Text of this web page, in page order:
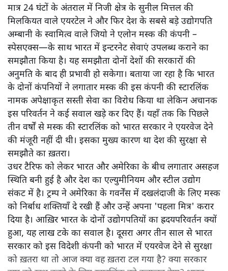
मात्र 24 घंटों के अंतराल में निजी क्षेत्र के सुनील मित्तल की
मिलकियत वाले एयरटेल ने और फिर देश के सबसे बड़े उद्योगपति
अम्बानी के स्वामित्व वाले जियो ने एलोन मस्क की कंपनी –
स्पेसएक्स—के साथ भारत में इन्टरनेट सेवाएं उपलब्ध कराने का
समझौता किया है। यह समझौता दोनों देशों की सरकारों की
अनुमति के बाद ही प्रभावी हो सकेगा। बताया जा रहा है कि भारत
के दोनों कंपनियों ने लगातार मस्क की इस कंपनी की स्टारलिंक
नामक अपेक्षाकृत सस्ती सेवा का विरोध किया था लेकिन अचानक
इस परिवर्तन ने कई सवाल खड़े कर दिए हैं। यहाँ तक कि पिछले
तीन वर्षों से मस्क की स्टारलिंक को भारत सरकार ने एयरवेज देने
की मंजूरी नहीं दी थी। इसका मुख्य कारण था देश की सुरक्षा से
समझौते का ख़तरा।
उधर टैरिफ को लेकर भारत और अमेरिका के बीच लगातार असहज
स्थिति बनी हुई है और देश का एल्युमीनियम और स्टील उद्योग
संकट में है। ट्रम्प ने अमेरिका के गवर्नेंस में दखलंदाजी के लिए मस्क
को निर्बाध शक्तियाँ दे रखी हैं और उन्हें अपना 'पहला मित्र' करार
दिया है। आख़िर भारत के दोनों उद्योगपतियों का ह्रदयपरिवर्तन क्यों
हुआ, यह लाख टके का सवाल है। दूसरा अगर तीन साल से भारत
सरकार को इस विदेशी कंपनी को भारत में एयरवेज देने से सुरक्षा
को ख़तरा था तो आज क्या वह ख़तरा टल गया है? क्या सरकार